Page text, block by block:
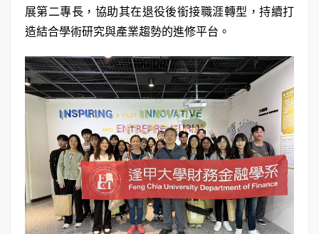
展第二專長，協助其在退役後銜接職涯轉型，持續打
造結合學術研究與產業趨勢的進修平台。